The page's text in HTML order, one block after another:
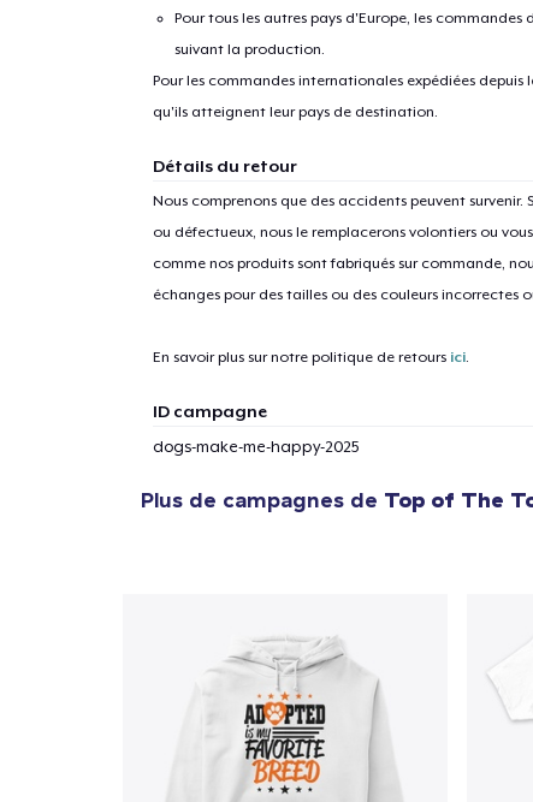
Pour tous les autres pays d'Europe, les commandes
suivant la production.
Pour les commandes internationales expédiées depuis
qu'ils atteignent leur pays de destination.
Détails du retour
Nous comprenons que des accidents peuvent
ou défectueux, nous le remplacerons volontiers ou
comme nos produits sont fabriqués sur commande,
échanges pour des tailles ou des couleurs incorrectes
En savoir plus sur notre politique de retours ici.
ID campagne
dogs-make-me-happy-2025
Plus de campagnes de Top of The